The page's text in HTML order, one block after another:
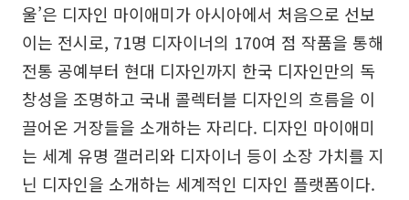
울’은 디자인 마이애미가 아시아에서 처음으로 선보
이는 전시로, 71명 디자이너의 170여 점 작품을 통해
전통 공예부터 현대 디자인까지 한국 디자인만의 독
창성을 조명하고 국내 콜렉터블 디자인의 흐름을 이
끌어온 거장들을 소개하는 자리다. 디자인 마이애미
는 세계 유명 갤러리와 디자이너 등이 소장 가치를 지
닌 디자인을 소개하는 세계적인 디자인 플랫폼이다.